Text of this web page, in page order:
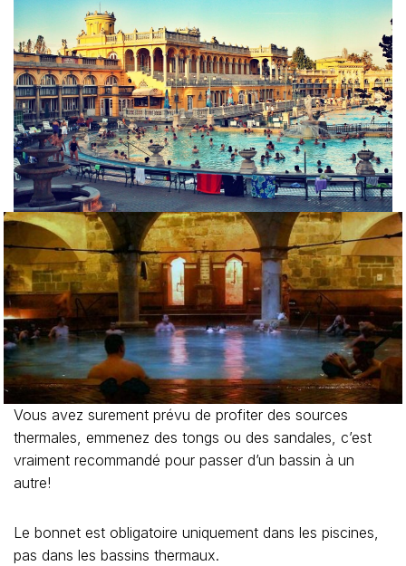
Vous avez surement prévu de profiter des sources
thermales, emmenez des tongs ou des sandales, c’est
vraiment recommandé pour passer d’un bassin à un
autre!
Le bonnet est obligatoire uniquement dans les piscines,
pas dans les bassins thermaux.